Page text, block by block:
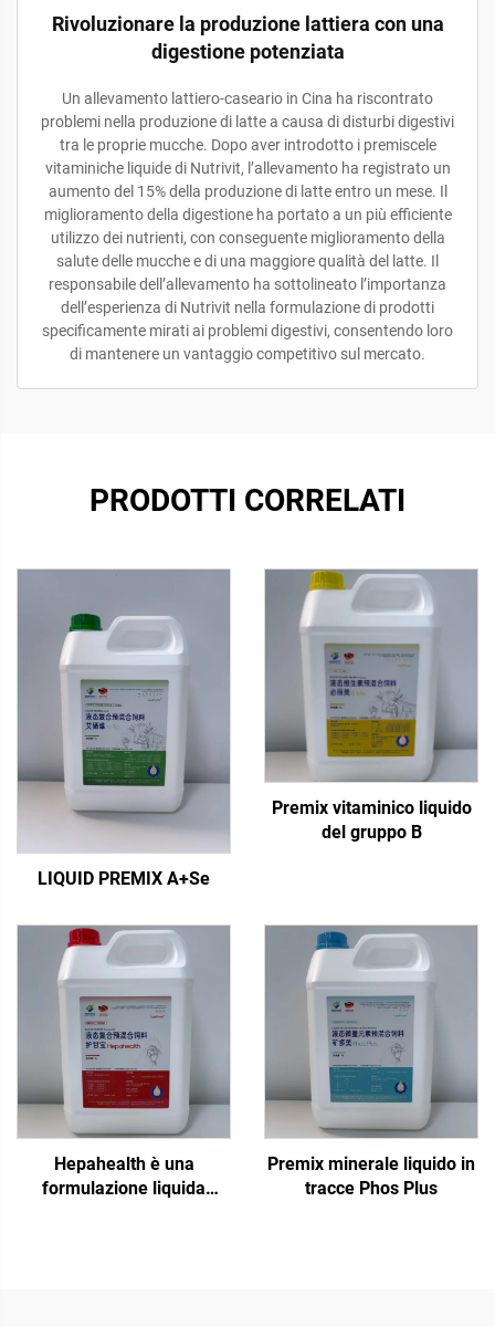
Rivoluzionare la produzione lattiera con una
digestione potenziata
Un allevamento lattiero-caseario in Cina ha riscontrato
problemi nella produzione di latte a causa di disturbi digestivi
tra le proprie mucche. Dopo aver introdotto i premiscele
vitaminiche liquide di Nutrivit, l’allevamento ha registrato un
aumento del 15% della produzione di latte entro un mese. Il
miglioramento della digestione ha portato a un più efficiente
utilizzo dei nutrienti, con conseguente miglioramento della
salute delle mucche e di una maggiore qualità del latte. Il
responsabile dell’allevamento ha sottolineato l’importanza
dell’esperienza di Nutrivit nella formulazione di prodotti
specificamente mirati ai problemi digestivi, consentendo loro
di mantenere un vantaggio competitivo sul mercato.
PRODOTTI CORRELATI
LIQUID PREMIX A+Se
Premix vitaminico liquido
del gruppo B
Hepahealth è una
formulazione liquida
Premix minerale liquido in
tracce Phos Plus